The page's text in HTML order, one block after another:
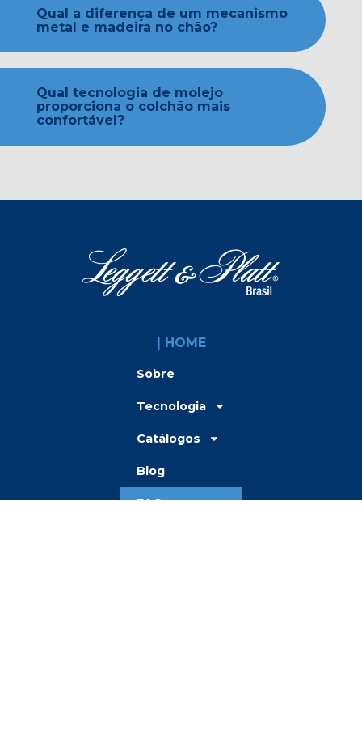
Qual a diferença de um mecanismo
metal e madeira no chão?
Qual tecnologia de molejo
proporciona o colchão mais
confortável?
| HOME
Sobre
Tecnologia
Catálogos
Blog
FAQ